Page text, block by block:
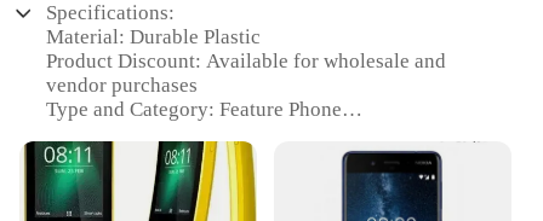
Specifications:
Material: Durable Plastic
Product Discount: Available for wholesale and
vendor purchases
Type and Category: Feature Phone
Usage and Purpose: Basic Communication and
Entertainment
Performance and Property: Long-lasting Battery